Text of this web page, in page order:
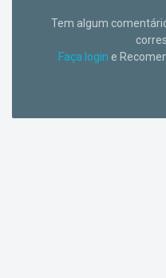
Tem algum
Faça login e